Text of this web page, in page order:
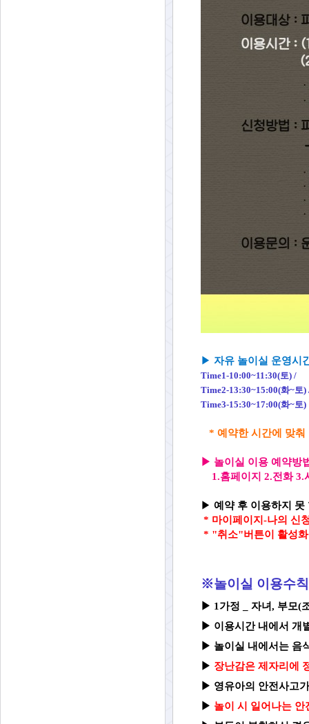
▶ 자유 놀이실 운영시
Time1-10:00~11:30(토) /
Time2-13:30~15:00(화~토
Time3-15:30~17:00(화~토)
* 예약한 시간에 맞춰
▶ 놀이실 이용 예약방
1.홈페이지 2.전화 3.
▶ 예약 후 이용하지 못
* 마이페이지-나의 신
* "취소"버튼이 활성화
※놀이실 이용수
▶ 1가정 _ 자녀, 부모(
▶ 이용시간 내에서 개
▶ 놀이실 내에서는 음
▶ 장난감은 제자리에
▶ 영유아의 안전사고
▶ 놀이 시 일어나는